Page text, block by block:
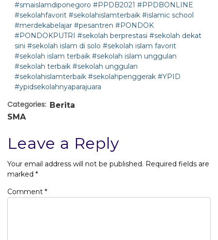
#smaislamdiponegoro #PPDB2021 #PPDBONLINE
#sekolahfavorit #sekolahislamterbaik #islamic school
#merdekabelajar #pesantren #PONDOK
#PONDOKPUTRI #sekolah berprestasi #sekolah dekat
sini #sekolah islam di solo #sekolah islam favorit
#sekolah islam terbaik #sekolah islam unggulan
#sekolah terbaik #sekolah unggulan
#sekolahislamterbaik #sekolahpenggerak #YPID
#ypidsekolahnyaparajuara
Categories: Berita
SMA
Leave a Reply
Your email address will not be published. Required fields are
marked *
Comment *